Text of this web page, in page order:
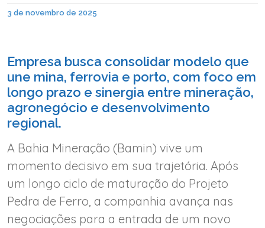
3 de novembro de 2025
Empresa busca consolidar modelo que
une mina, ferrovia e porto, com foco em
longo prazo e sinergia entre mineração,
agronegócio e desenvolvimento
regional.
A Bahia Mineração (Bamin) vive um
momento decisivo em sua trajetória. Após
um longo ciclo de maturação do Projeto
Pedra de Ferro, a companhia avança nas
negociações para a entrada de um novo